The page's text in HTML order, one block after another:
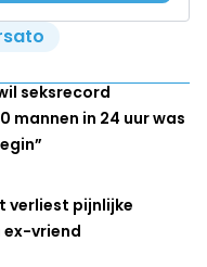
seksrecord
mannen in 24 uur was
verliest pijnlijke
ex-vriend